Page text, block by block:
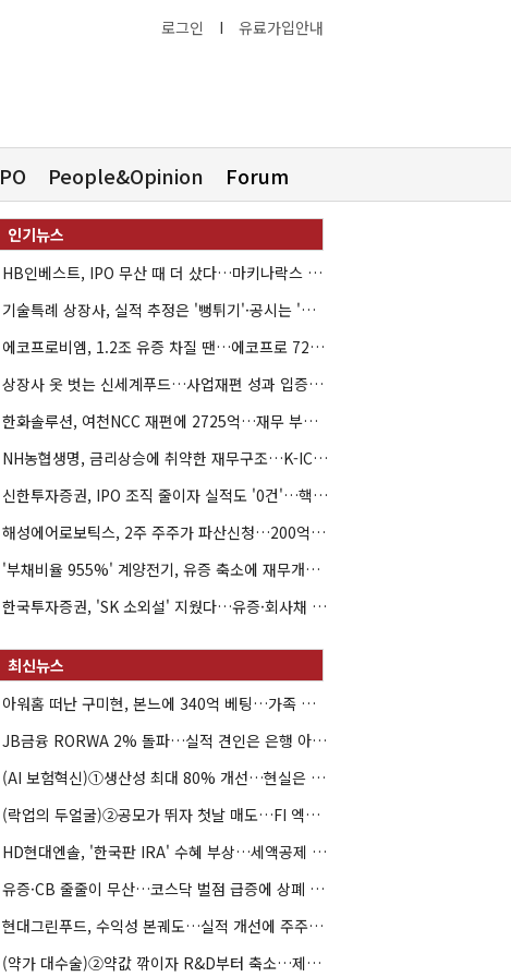
로그인 I 유료가입안내
People&Opinion Forum
HB인베스트, IPO 무산 때 더 샀다…마키나락스 투자 2.7배 회수
기술특례 상장사, 실적 추정은 '뻥튀기'·공시는 '누락'
에코프로비엠, 1.2조 유증 차질 땐…에코프로 7270억 '독박'
상장사 옷 벗는 신세계푸드…사업재편 성과 입증할까
한화솔루션, 여천NCC 재편에 2725억…재무 부담 커지나
NH농협생명, 금리상승에 취약한 재무구조…K-ICS 변동성 '주의보'
신한투자증권, IPO 조직 줄이자 실적도 '0건'…핵심 인력까지 이탈
해성에어로보틱스, 2주 주주가 파산신청…200억 CB 분쟁 확산
'부채비율 955%' 계양전기, 유증 축소에 재무개선 효과 '뚝'
한국투자증권, 'SK 소외설' 지웠다…유증·회사채 주관 연속 수임
아워홈 떠난 구미현, 본느에 340억 베팅…가족 지배체제 구축
JB금융 RORWA 2% 돌파…실적 견인은 은행 아닌 캐피탈
(AI 보험혁신)①생산성 최대 80% 개선…현실은 '실행 격차'
(락업의 두얼굴)②공모가 뛰자 첫날 매도…FI 엑시트 전략 갈렸다
HD현대엔솔, '한국판 IRA' 수혜 부상…세액공제 선택이 변수
유증·CB 줄줄이 무산…코스닥 벌점 급증에 상폐 압박
현대그린푸드, 수익성 본궤도…실적 개선에 주주환원까지
(약가 대수술)②약값 깎이자 R&D부터 축소…제약업계 비상경영 돌입